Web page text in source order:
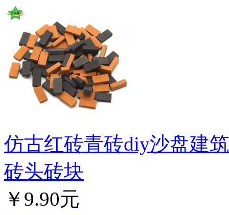
仿古红砖青砖diy沙盘建
砖头砖块
￥9.90元